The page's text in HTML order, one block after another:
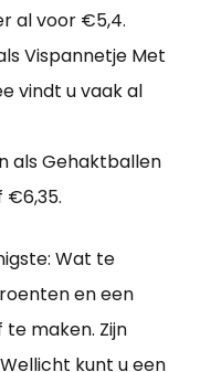
al voor €5,4.
Vispannetje Met
vindt u vaak al
als Gehaktballen
€6,35.
Wat te
en een
maken. Zijn
kunt u een